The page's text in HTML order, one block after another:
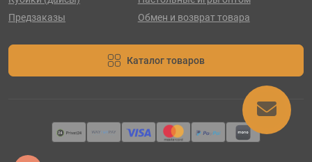
Предзаказы
Обмен и возврат товара
Каталог товаров